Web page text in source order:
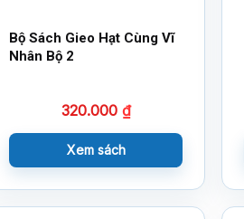
Bộ Sách Gieo Hạt Cùng Vĩ
Nhân Bộ 2
320.000 ₫
Xem sách